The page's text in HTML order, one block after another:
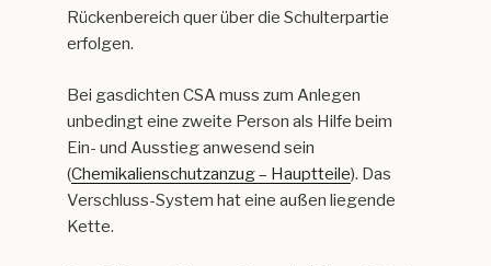
Rückenbereich quer über die Schulterpartie
erfolgen.
Bei gasdichten CSA muss zum Anlegen
unbedingt eine zweite Person als Hilfe beim
Ein- und Ausstieg anwesend sein
(Chemikalienschutzanzug – Hauptteile). Das
Verschluss-System hat eine außen liegende
Kette.